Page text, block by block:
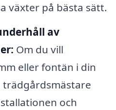
växter på bästa sätt.
av
Om du vill
eller fontän i din
och